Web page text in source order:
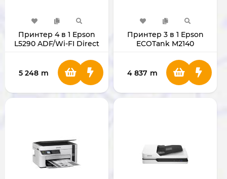
Принтер 4 в 1 Epson
L5290 ADF/Wi-FI Direct
5 248 m
Принтер 3 в 1 Epson
ECOTank M2140
4 837 m